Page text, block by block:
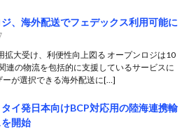
、海外配送でフェデックス利用可能に
拡大受け、利便性向上図る オープンロジは10
連の物流を包括的に支援しているサービスに
ーが選択できる海外配送に[…]
イ発日本向けBCP対応用の陸海連携輸
開始